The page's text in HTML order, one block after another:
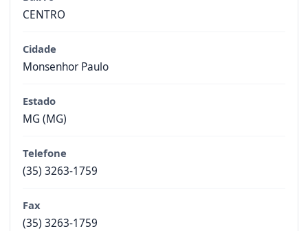
CENTRO
Cidade
Monsenhor Paulo
Estado
MG (MG)
Telefone
(35) 3263-1759
Fax
(35) 3263-1759